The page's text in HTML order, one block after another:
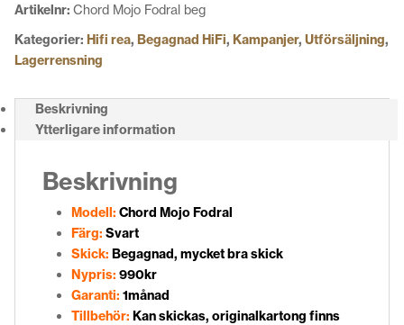
Artikelnr: Chord Mojo Fodral beg
Kategorier: Hifi rea, Begagnad HiFi, Kampanjer, Utförsäljning,
Lagerrensning
Beskrivning
Ytterligare information
Beskrivning
Modell: Chord Mojo Fodral
Färg: Svart
Skick: Begagnad, mycket bra skick
Nypris: 990kr
Garanti: 1månad
Tillbehör: Kan skickas, originalkartong finns